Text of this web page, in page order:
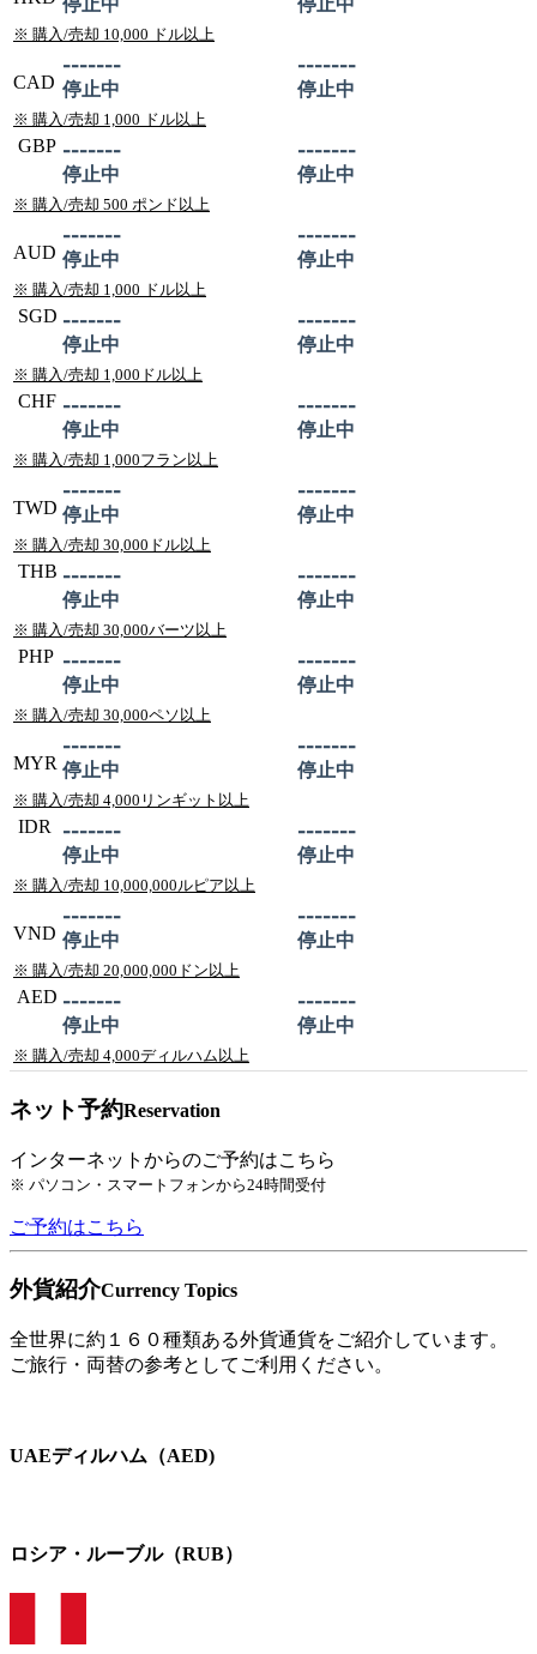
停止中 停止中
※ 購入/売却 10,000 ドル以上
CAD
-------
停止中
-------
停止中
※ 購入/売却 1,000 ドル以上
GBP -------
停止中
-------
停止中
※ 購入/売却 500 ポンド以上
AUD
-------
停止中
-------
停止中
※ 購入/売却 1,000 ドル以上
SGD -------
停止中
-------
停止中
※ 購入/売却 1,000ドル以上
CHF -------
停止中
-------
停止中
※ 購入/売却 1,000フラン以上
TWD
-------
停止中
-------
停止中
※ 購入/売却 30,000ドル以上
THB -------
停止中
-------
停止中
※ 購入/売却 30,000バーツ以上
PHP -------
停止中
-------
停止中
※ 購入/売却 30,000ペソ以上
MYR
-------
停止中
-------
停止中
※ 購入/売却 4,000リンギット以上
IDR -------
停止中
-------
停止中
※ 購入/売却 10,000,000ルピア以上
VND
-------
停止中
-------
停止中
※ 購入/売却 20,000,000ドン以上
AED -------
停止中
-------
停止中
※ 購入/売却 4,000ディルハム以上
ネット予約Reservation
インターネットからのご予約はこちら
※ パソコン・スマートフォンから24時間受付
ご予約はこちら
外貨紹介Currency Topics
全世界に約１６０種類ある外貨通貨をご紹介しています。
ご旅行・両替の参考としてご利用ください。
UAEディルハム（AED)
ロシア・ルーブル（RUB）